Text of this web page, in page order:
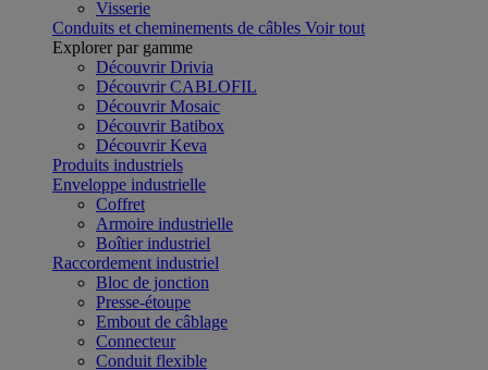
Visserie
Conduits et cheminements de câbles Voir tout
Explorer par gamme
Découvrir Drivia
Découvrir CABLOFIL
Découvrir Mosaic
Découvrir Batibox
Découvrir Keva
Produits industriels
Enveloppe industrielle
Coffret
Armoire industrielle
Boîtier industriel
Raccordement industriel
Bloc de jonction
Presse-étoupe
Embout de câblage
Connecteur
Conduit flexible